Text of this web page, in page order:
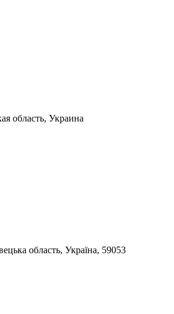
область, Украина
область, Україна, 59053